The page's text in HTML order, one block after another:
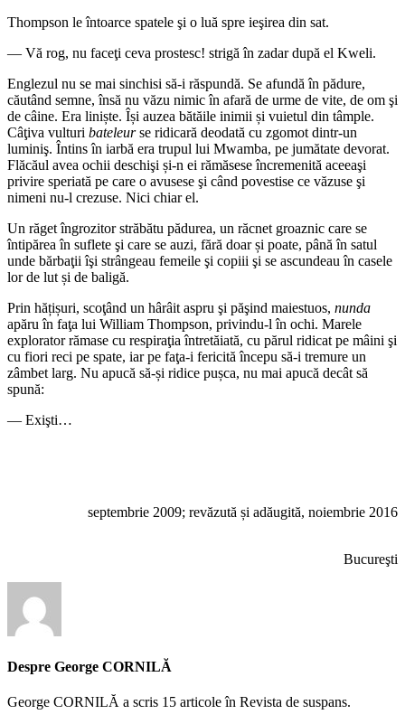
Thompson le întoarce spatele şi o luă spre ieşirea din sat.
— Vă rog, nu faceţi ceva prostesc! strigă în zadar după el Kweli.
Englezul nu se mai sinchisi să-i răspundă. Se afundă în pădure,
căutând semne, însă nu văzu nimic în afară de urme de vite, de om şi
de câine. Era liniște. Își auzea bătăile inimii și vuietul din tâmple.
Câţiva vulturi bateleurse ridicară deodată cu zgomot dintr-un
luminiş. Întins în iarbă era trupul lui Mwamba, pe jumătate devorat.
Flăcăul avea ochii deschişi și-n ei rămăsese încremenită aceeaşi
privire speriată pe care o avusese şi când povestise ce văzuse şi
nimeni nu-l crezuse. Nici chiar el.
Un răget îngrozitor străbătu pădurea, un răcnet groaznic care se
întipărea în suflete şi care se auzi, fără doar și poate, până în satul
unde bărbaţii îşi strângeau femeile şi copiii şi se ascundeau în casele
lor de lut și de baligă.
Prin hățișuri, scoţând un hârâit aspru şi păşind maiestuos, nunda
apăru în faţa lui William Thompson, privindu-l în ochi. Marele
explorator rămase cu respiraţia întretăiată, cu părul ridicat pe mâini şi
cu fiori reci pe spate, iar pe faţa-i fericită începu să-i tremure un
zâmbet larg. Nu apucă să-și ridice pușca, nu mai apucă decât să
spună:
— Exişti…
septembrie 2009; revăzută și adăugită, noiembrie 2016
Bucureşti
Despre George CORNILĂ
George CORNILĂ a scris 15 articole în Revista de suspans.